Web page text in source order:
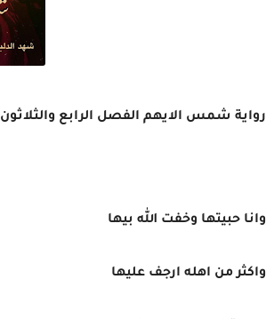
رواية شمس الايهم الفصل الرابع والثلاثون 34 بقلم شهد الدليمي
وانا حبيتها وخفت الله بيها
واكثر من اهله ارجف عليها